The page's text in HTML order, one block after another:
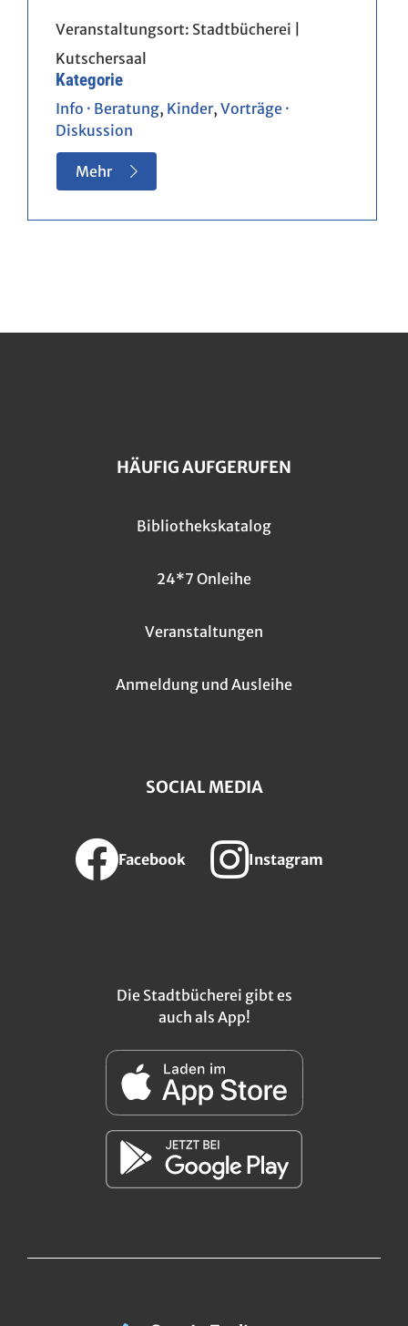
Veranstaltungsort: Stadtbücherei |
Kutschersaal
Kategorie
Info · Beratung, Kinder, Vorträge ·
Diskussion
Mehr
HÄUFIG AUFGERUFEN
Bibliothekskatalog
24*7 Onleihe
Veranstaltungen
Anmeldung und Ausleihe
SOCIAL MEDIA
Facebook Instagram
Die Stadtbücherei gibt es
auch als App!